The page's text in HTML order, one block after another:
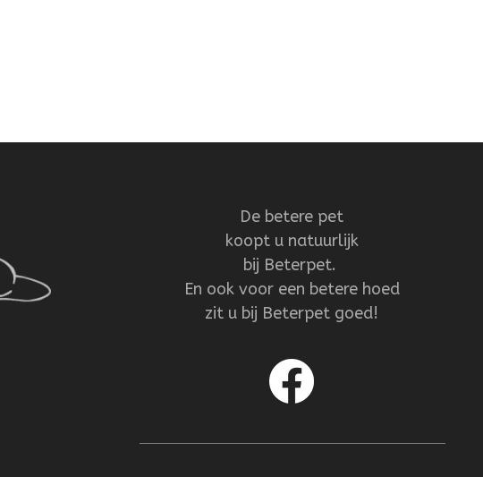
De betere pet
koopt u natuurlijk
bij Beterpet.
En ook voor een betere hoed
zit u bij Beterpet goed!